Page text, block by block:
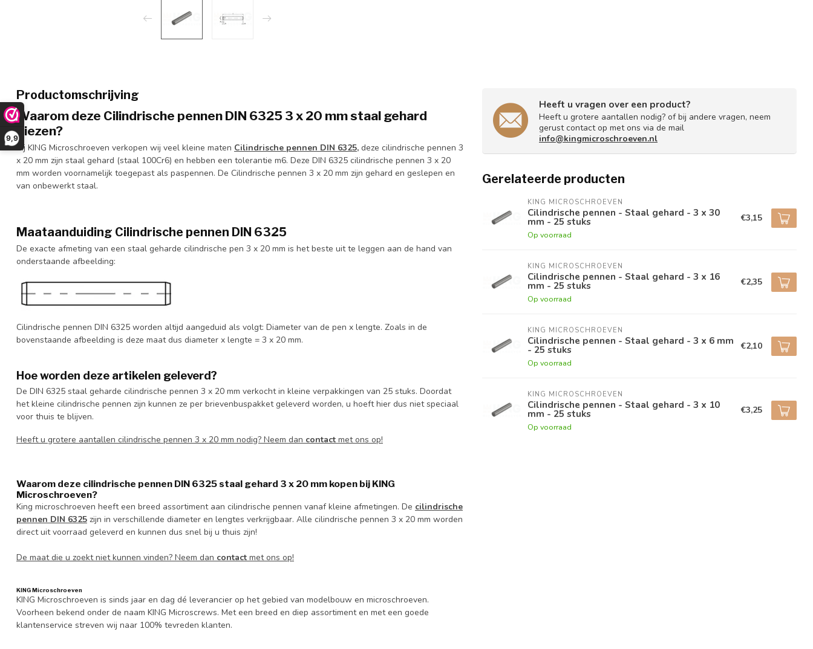
9,9
Productomschrijving
Waarom deze Cilindrische pennen DIN 6325 3 x 20 mm staal gehard
kiezen?
Bij KING Microschroeven verkopen wij veel kleine maten Cilindrische pennen DIN 6325, deze cilindrische pennen 3
x 20 mm zijn staal gehard (staal 100Cr6) en hebben een tolerantie m6. Deze DIN 6325 cilindrische pennen 3 x 20
mm worden voornamelijk toegepast als paspennen. De Cilindrische pennen 3 x 20 mm zijn gehard en geslepen en
van onbewerkt staal.
Maataanduiding Cilindrische pennen DIN 6325
De exacte afmeting van een staal geharde cilindrische pen 3 x 20 mm is het beste uit te leggen aan de hand van
onderstaande afbeelding:
Cilindrische pennen DIN 6325 worden altijd aangeduid als volgt: Diameter van de pen x lengte. Zoals in de
bovenstaande afbeelding is deze maat dus diameter x lengte = 3 x 20 mm.
Hoe worden deze artikelen geleverd?
De DIN 6325 staal geharde cilindrische pennen 3 x 20 mm verkocht in kleine verpakkingen van 25 stuks. Doordat
het kleine cilindrische pennen zijn kunnen ze per brievenbuspakket geleverd worden, u hoeft hier dus niet speciaal
voor thuis te blijven.
Heeft u grotere aantallen cilindrische pennen 3 x 20 mm nodig? Neem dan contact met ons op!
Waarom deze cilindrische pennen DIN 6325 staal gehard 3 x 20 mm kopen bij KING
Microschroeven?
King microschroeven heeft een breed assortiment aan cilindrische pennen vanaf kleine afmetingen. De cilindrische
pennen DIN 6325 zijn in verschillende diameter en lengtes verkrijgbaar. Alle cilindrische pennen 3 x 20 mm worden
direct uit voorraad geleverd en kunnen dus snel bij u thuis zijn!
De maat die u zoekt niet kunnen vinden? Neem dan contact met ons op!
KING Microschroeven
KING Microschroeven is sinds jaar en dag dé leverancier op het gebied van modelbouw en microschroeven.
Voorheen bekend onder de naam KING Microscrews. Met een breed en diep assortiment en met een goede
klantenservice streven wij naar 100% tevreden klanten.
Heeft u vragen over een product?
Heeft u grotere aantallen nodig? of bij andere vragen, neem
gerust contact op met ons via de mail
info@kingmicroschroeven.nl
Gerelateerde producten
KING MICROSCHROEVEN
Cilindrische pennen - Staal gehard - 3 x 30
mm - 25 stuks
Op voorraad
€3,15
KING MICROSCHROEVEN
Cilindrische pennen - Staal gehard - 3 x 16
mm - 25 stuks
Op voorraad
€2,35
KING MICROSCHROEVEN
Cilindrische pennen - Staal gehard - 3 x 6 mm
- 25 stuks
Op voorraad
€2,10
KING MICROSCHROEVEN
Cilindrische pennen - Staal gehard - 3 x 10
mm - 25 stuks
Op voorraad
€3,25